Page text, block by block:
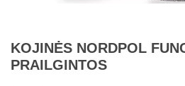
KOJINĖS NORDPOL
PRAILGINTOS